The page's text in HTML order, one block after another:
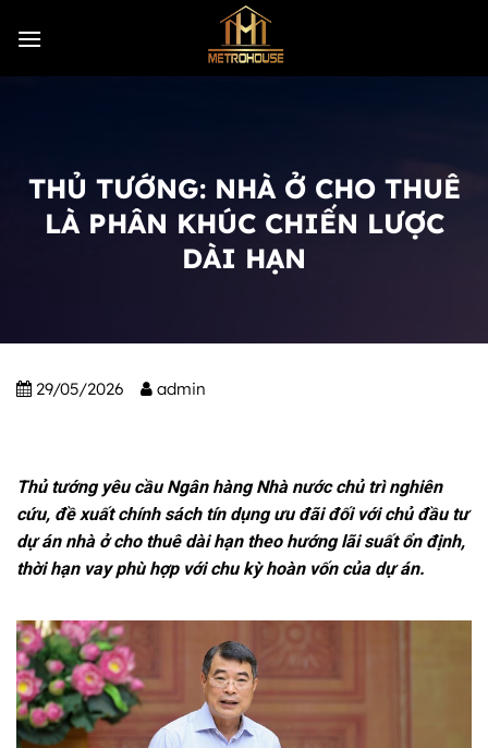
THỦ TƯỚNG: NHÀ Ở CHO THUÊ
LÀ PHÂN KHÚC CHIẾN LƯỢC
DÀI HẠN
29/05/2026 admin
Thủ tướng yêu cầu Ngân hàng Nhà nước chủ trì nghiên
cứu, đề xuất chính sách tín dụng ưu đãi đối với chủ đầu tư
dự án nhà ở cho thuê dài hạn theo hướng lãi suất ổn định,
thời hạn vay phù hợp với chu kỳ hoàn vốn của dự án.